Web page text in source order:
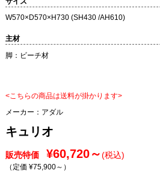
W570×D570×H730 (SH430 /AH610)
主材
脚：ビーチ材
<こちらの商品は送料が掛かります>
メーカー： アダル
キュリオ
販売特価 ¥60,720～(税込)
（定価 ¥75,900～ ）